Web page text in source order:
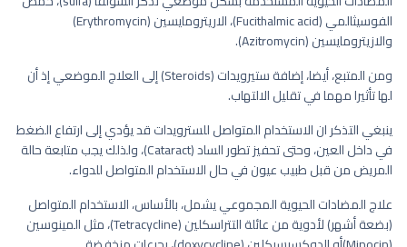
الفوسيثالمي (Fucithalmic acid)، الاريترومايسين (Erythromycin)
والازيترومايسين (Azitromycin).
ومن المتبع، أيضا، إضافة ستيرويدات (Steroids) إلى العلاج الموضعي إذ أن
لها تأثيرا مهما في تقليل الالتهاب.
ينبغي التذكر ان الاستخدام المتواصل للسترويدات قد يؤدي إلى ارتفاع الضغط
في داخل العين، وحتى تحفيز تطور الساد (Cataract)، ولذلك يجب متابعة حالة
المريض من قبل طبيب عيون في حال الاستخدام المتواصل للدواء.
علاج المضادات الحيوية المجموعي يشمل، بالأساس، الاستخدام المتواصل
(بضعة أشهر) لأدوية من عائلة التتراسكلين (Tetracycline)، مثل المينوسين